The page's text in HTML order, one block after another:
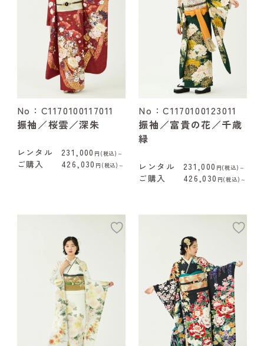
No：C1170100117011
振袖／桜雲／深朱
レンタル 231,000 円(税込)～
ご購入 426,030 円(税込)～
No：C1170100123011
振袖／富貴の花／千歳
緑
レンタル 231,000 円(税込)～
ご購入 426,030 円(税込)～